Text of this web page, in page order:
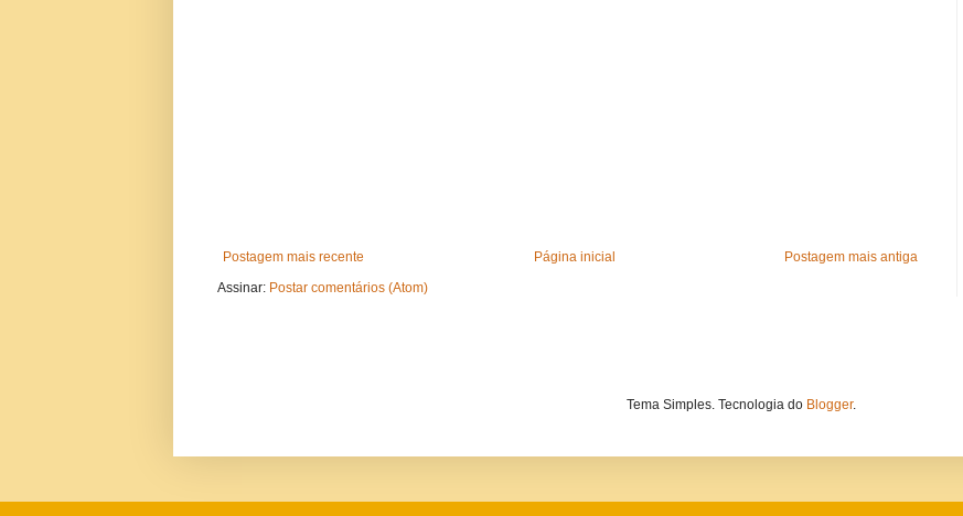
Postagem mais recente Postagem mais antiga
Página inicial
Assinar: Postar comentários (Atom)
Tema Simples. Tecnologia do Blogger.